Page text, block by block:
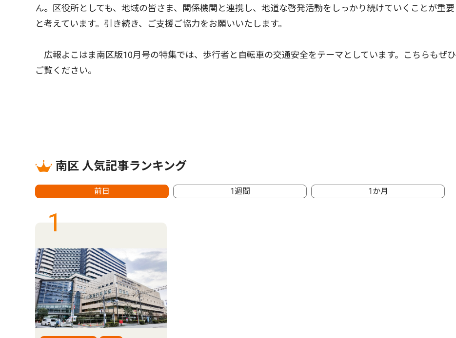
ん。区役所としても、地域の皆さま、関係機関と連携し、地道な啓発活動をしっかり続けていくことが重要
と考えています。引き続き、ご支援ご協力をお願いいたします。
広報よこはま南区版10月号の特集では、歩行者と自転車の交通安全をテーマとしています。こちらもぜひ
ご覧ください。
南区 人気記事ランキング
前日 1週間 1か月
1